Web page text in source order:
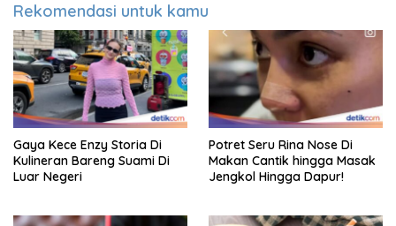
Rekomendasi untuk kamu
Gaya Kece Enzy Storia Di
Kulineran Bareng Suami Di
Luar Negeri
Potret Seru Rina Nose Di
Makan Cantik hingga Masak
Jengkol Hingga Dapur!